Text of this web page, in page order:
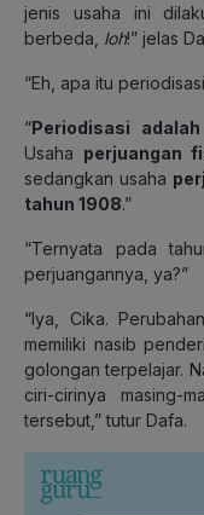
jenis usaha ini
berbeda, loh!” jelas
“Eh, apa itu
“Periodisasi adalah
Usaha perjuangan
sedangkan usaha
tahun 1908.”
“Ternyata pada
perjuangannya, ya?”
“Iya, Cika.
memiliki nasib
golongan terpelajar.
ciri-cirinya masing-
tersebut,” tutur Dafa.